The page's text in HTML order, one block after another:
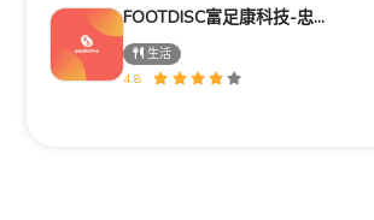
FOOTDISC富足康科技-忠孝直營門市
生活
4.8